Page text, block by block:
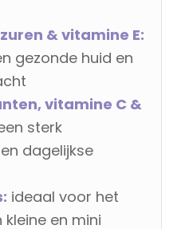
& vitamine E:
gezonde huid en
vitamine C &
sterk
dagelijkse
ideaal voor het
en mini